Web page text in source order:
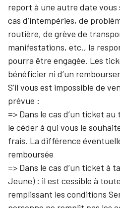
report à une autre date vous
cas d’intempéries, de
routière, de grève de
manifestations, etc., la
pourra être engagée. Les
bénéficier ni d’un
S’il vous est impossible de
prévue :
=> Dans le cas d’un ticket
le céder à qui vous le
frais. La différence
remboursée
=> Dans le cas d’un ticket à
Jeune) : il est cessible à
remplissant les conditions